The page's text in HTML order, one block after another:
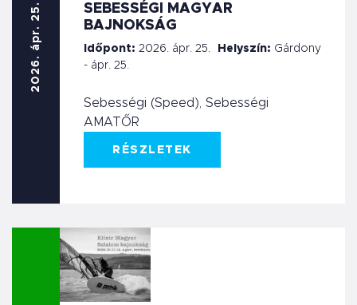
2026. ápr. 25.
SEBESSÉGI MAGYAR
BAJNOKSÁG
Időpont: 2026. ápr. 25.
- ápr. 25.
Helyszín: Gárdony
Sebességi (Speed), Sebességi
AMATŐR
RÉSZLETEK